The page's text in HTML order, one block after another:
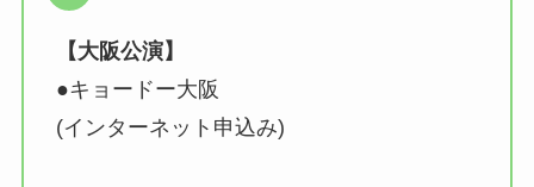
【大阪公演】
●キョードー大阪
(インターネット申込み)